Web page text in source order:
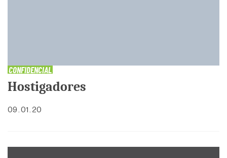
CONFIDENCIAL
Hostigadores
09 . 01 . 20